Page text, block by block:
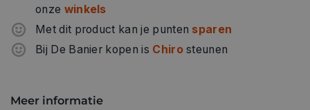
onze winkels
Met dit product kan je punten sparen
Bij De Banier kopen is Chirosteunen
Meer informatie